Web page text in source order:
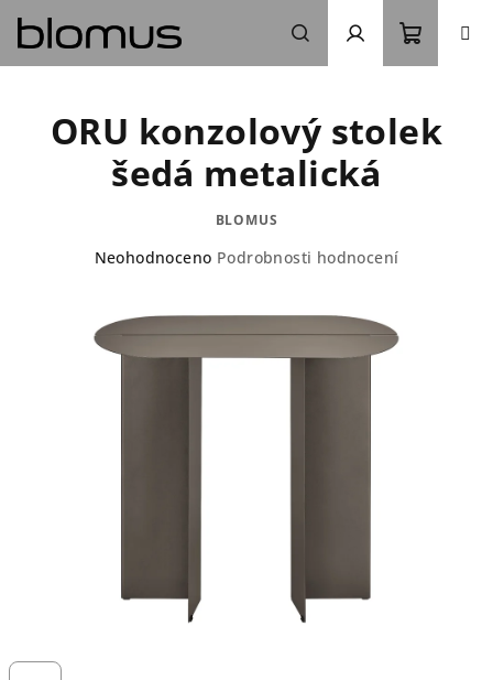
obsah
Hledat Přihlášení
košík
ORU konzolový stolek
šedá metalická
BLOMUS
Průměrné
je
0,0
Neohodnoceno Podrobnosti hodnocení